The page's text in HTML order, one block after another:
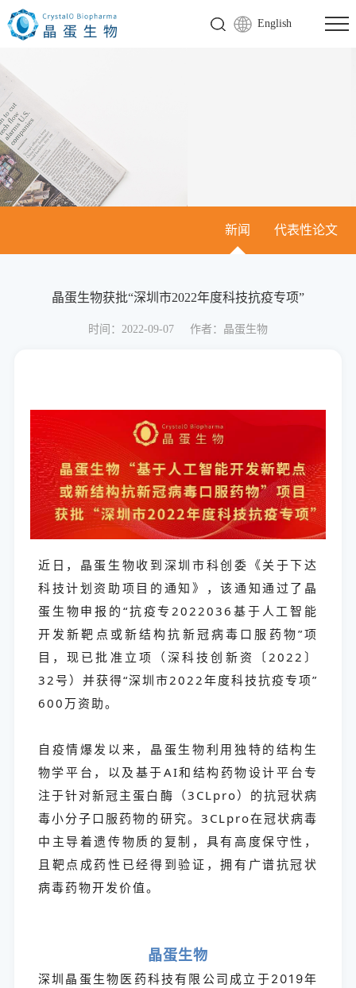
English
新闻 代表性论文
晶蛋生物获批“深圳市2022年度科技抗疫专项”
时间：2022-09-07 作者：晶蛋生物
近日，晶蛋生物收到深圳市科创委《关于下达
科技计划资助项目的通知》，该通知通过了晶
蛋生物申报的“抗疫专2022036基于人工智能
开发新靶点或新结构抗新冠病毒口服药物”项
目，现已批准立项（深科技创新资〔2022〕
32号）并获得“深圳市2022年度科技抗疫专项”
600万资助。
自疫情爆发以来，晶蛋生物利用独特的结构生
物学平台，以及基于AI和结构药物设计平台专
注于针对新冠主蛋白酶（3CLpro）的抗冠状病
毒小分子口服药物的研究。3CLpro在冠状病毒
中主导着遗传物质的复制，具有高度保守性，
且靶点成药性已经得到验证，拥有广谱抗冠状
病毒药物开发价值。
晶蛋生物
深圳晶蛋生物医药科技有限公司成立于2019年